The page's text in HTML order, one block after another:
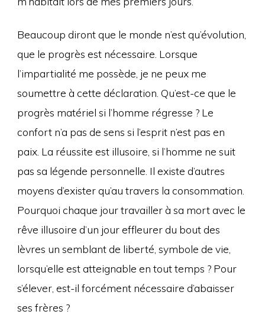
Beaucoup diront que le monde n’est qu’évolution,
que le progrès est nécessaire. Lorsque
l’impartialité me possède, je ne peux me
soumettre à cette déclaration. Qu’est-ce que le
progrès matériel si l’homme régresse ? Le
confort n’a pas de sens si l’esprit n’est pas en
paix. La réussite est illusoire, si l’homme ne suit
pas sa légende personnelle. Il existe d’autres
moyens d’exister qu’au travers la consommation.
Pourquoi chaque jour travailler à sa mort avec le
rêve illusoire d’un jour effleurer du bout des
lèvres un semblant de liberté, symbole de vie,
lorsqu’elle est atteignable en tout temps ? Pour
s’élever, est-il forcément nécessaire d’abaisser
ses frères ?